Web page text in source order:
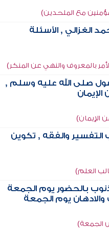
مع الملحدين)
الغزالي , الأسئلة
بالمعروف والنهي عن المنكر)
صلى الله عليه وسلم ,
الإيمان)
والفقه , تكوين
العلم)
بالحضور يوم الجمعة
يوم الجمعة
الجمعة)